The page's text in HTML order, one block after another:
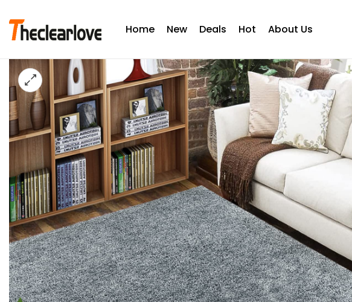
Home New Deals Hot About Us